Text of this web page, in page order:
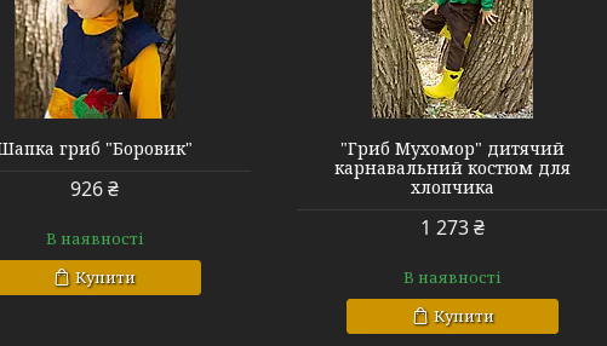
гриб "Боровик"
926 ₴
В наявності
Купити
"Гриб Мухомор" дитячий
карнавальний костюм для
хлопчика
1 273 ₴
В наявності
Купити